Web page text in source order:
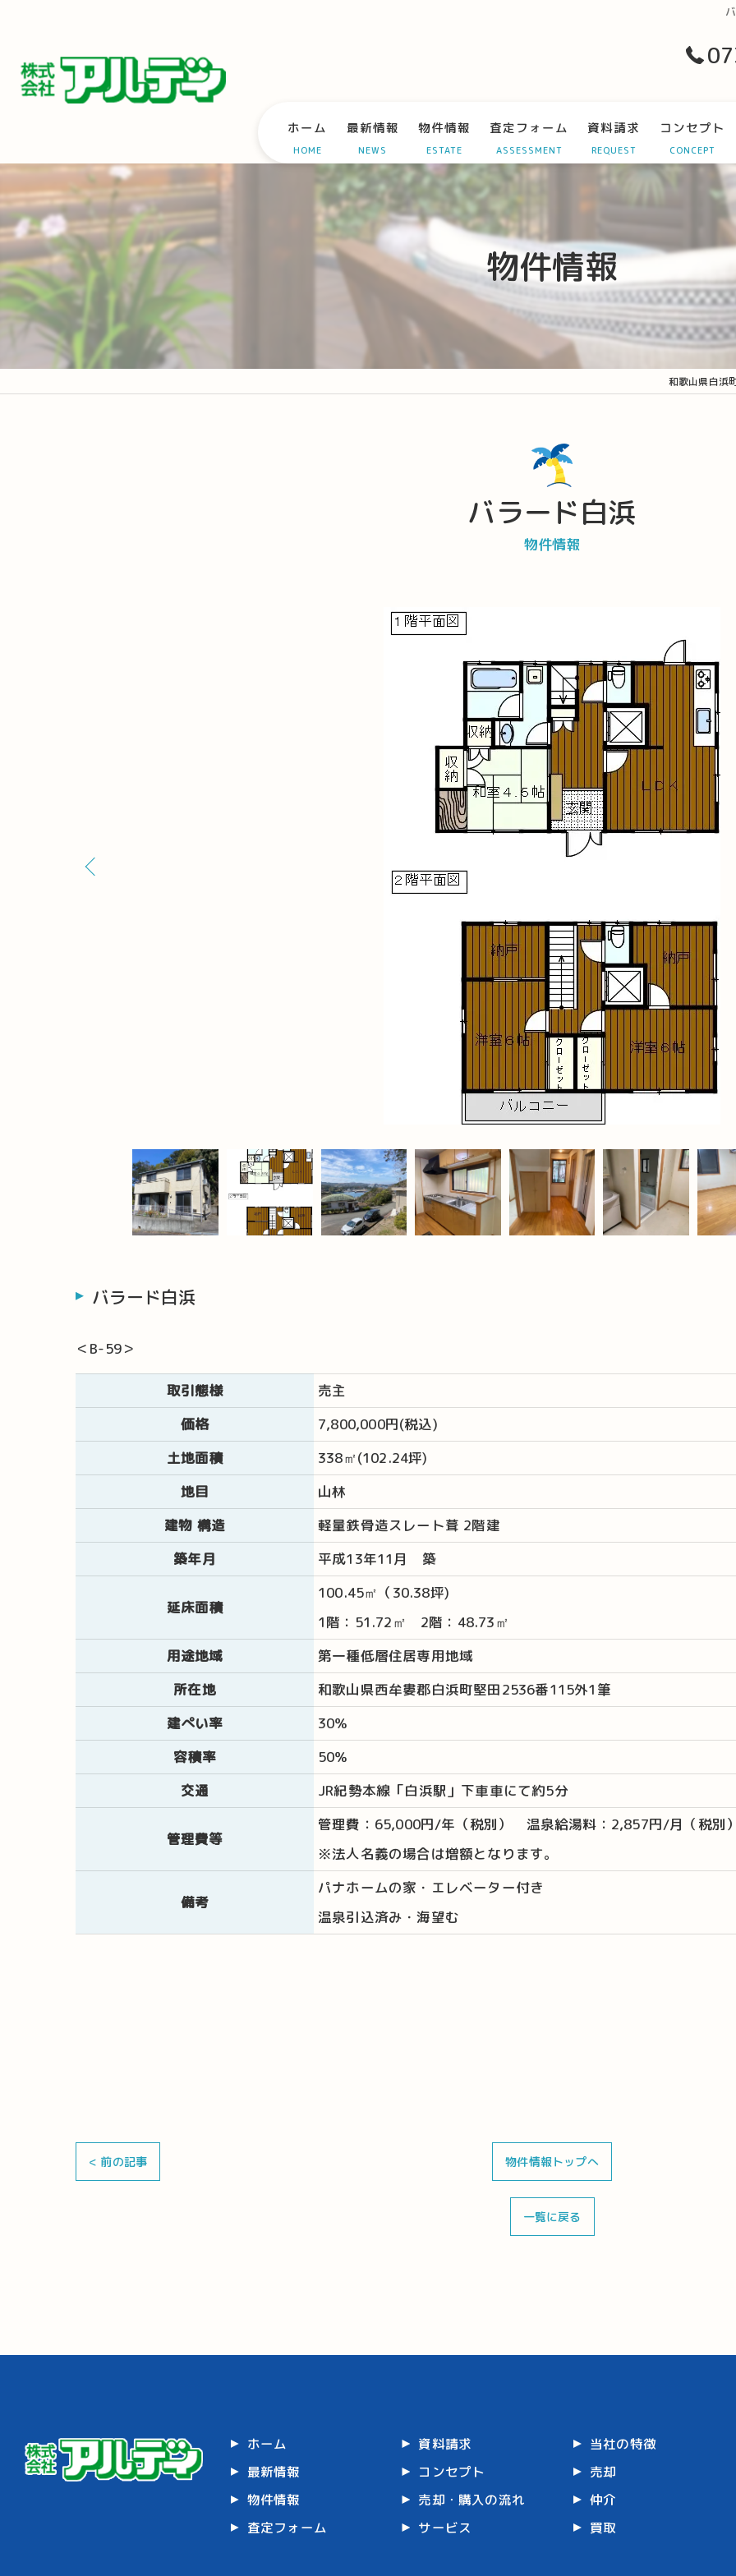
ホーム
HOME
最新情報
NEWS
物件情報
ESTATE
査定フォーム
ASSESSMENT
資料請求
REQUEST
コンセプト
CONCEPT
物件情報
和歌山県白浜
物件情報
バラード白浜
バラード白浜
＜B-59＞
取引態様
売主
価格
7,800,000円(税込)
土地面積
338㎡(102.24坪)
地目
山林
建物 構造
軽量鉄骨造スレート葺 2階建
築年月
平成13年11月 築
延床面積
100.45㎡（30.38坪)
1階：51.72㎡ 2階：48.73㎡
用途地域
第一種低層住居専用地域
所在地
和歌山県西牟婁郡白浜町堅田2536番115外1筆
建ぺい率
30％
容積率
50％
交通
JR紀勢本線「白浜駅」下車車にて約5分
管理費等
管理費：65,000円/年（税別） 温泉給湯料：2,857円/月（税別
※法人名義の場合は増額となります。
備考
パナホームの家・エレベーター付き
温泉引込済み・海望む
< 前の記事 物件情報トップへ
一覧に戻る
ホーム
最新情報
物件情報
査定フォーム
資料請求
コンセプト
売却・購入の流れ
サービス
当社の特徴
売却
仲介
買取